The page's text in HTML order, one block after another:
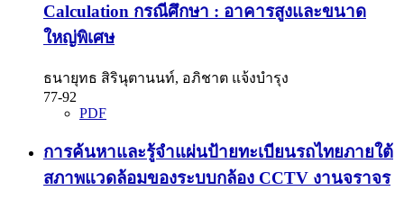
Calculation กรณีศึกษา : อาคารสูงและขนาด
ใหญ่พิเศษ
ธนายุทธ สิรินุตานนท์, อภิชาต แจ้งบำรุง
77-92
PDF
การค้นหาและรู้จำแผ่นป้ายทะเบียนรถไทยภายใต้
สภาพแวดล้อมของระบบกล้อง CCTV งานจราจร